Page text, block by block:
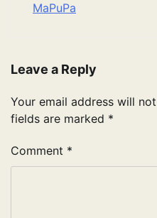
MaPuPa
Leave a Reply
Your email address will
fields are marked *
Comment *